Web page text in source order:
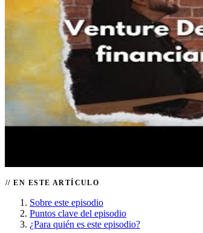
EN ESTE ARTÍCULO
Sobre este episodio
Puntos clave del episodio
¿Para quién es este episodio?